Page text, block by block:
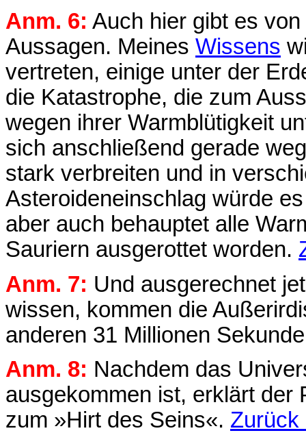
Anm. 6: Auch hier gibt es
Aussagen. Meines Wissens
vertreten, einige unter der
die Katastrophe, die zum
wegen ihrer Warmblütigkeit
sich anschließend gerade
stark verbreiten und in
Asteroideneinschlag würde
aber auch behauptet alle
Sauriern ausgerottet worden.
Anm. 7: Und ausgerechnet
wissen, kommen die
anderen 31 Millionen
Anm. 8: Nachdem das
ausgekommen ist, erklärt der
zum »Hirt des Seins«. Zurück